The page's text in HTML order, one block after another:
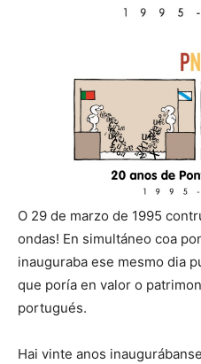
O 29 de marzo de 1995
ondas! En simultáneo coa
inauguraba ese mesmo dia
que poría en valor o
portugués.
Hai vinte anos